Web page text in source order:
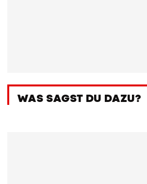
WAS SAGST DU DAZU?